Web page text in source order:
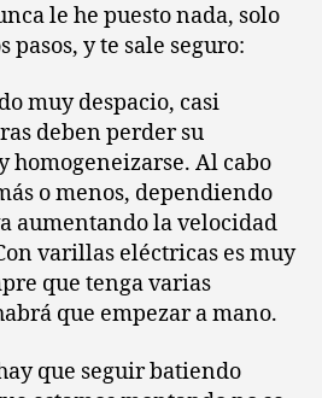
le he puesto nada, solo
pasos, y te sale seguro:
muy despacio, casi
deben perder su
homogeneizarse. Al cabo
o menos, dependiendo
aumentando la velocidad
varillas eléctricas es muy
que tenga varias
que empezar a mano.
que seguir batiendo